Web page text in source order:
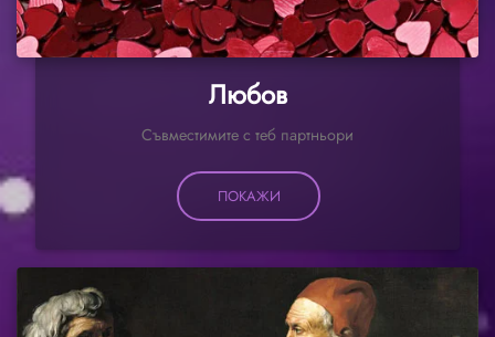
Любов
Съвместимите с теб партньори
ПОКАЖИ